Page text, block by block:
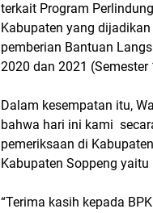
terkait Program
Kabupaten yang
pemberian Bantuan
2020 dan 2021 (Semester
Dalam kesempatan itu,
bahwa hari ini kami
pemeriksaan di
Kabupaten Soppeng yaitu
“Terima kasih kepada